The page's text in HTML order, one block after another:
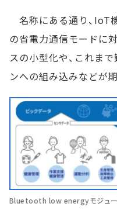
名称にある通り、
の省電力通信モードに
スの小型化や、これま
ンへの組み込みなどが
Bluetooth low energyモジュー